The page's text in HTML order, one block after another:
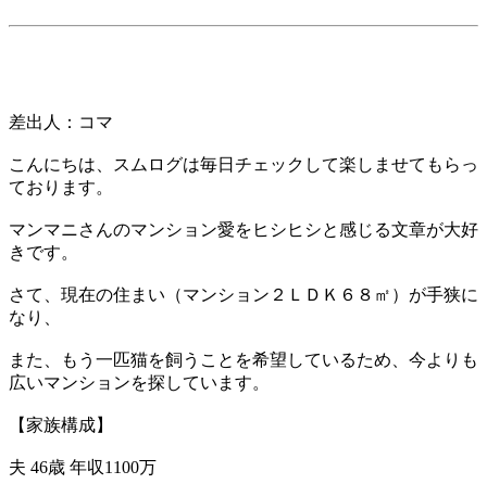
差出人：コマ
こんにちは、スムログは毎日チェックして楽しませてもらっ
ております。
マンマニさんのマンション愛をヒシヒシと感じる文章が大好
きです。
さて、現在の住まい（マンション２ＬＤＫ６８㎡）が手狭に
なり、
また、もう一匹猫を飼うことを希望しているため、今よりも
広いマンションを探しています。
【家族構成】
夫 46歳 年収1100万